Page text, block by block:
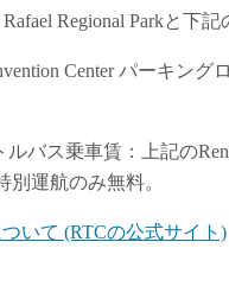
Regional Parkと下
Center パーキング
ルバス乗車賃：上記の
別運航のみ無料。
いて (RTCの公式サイト)